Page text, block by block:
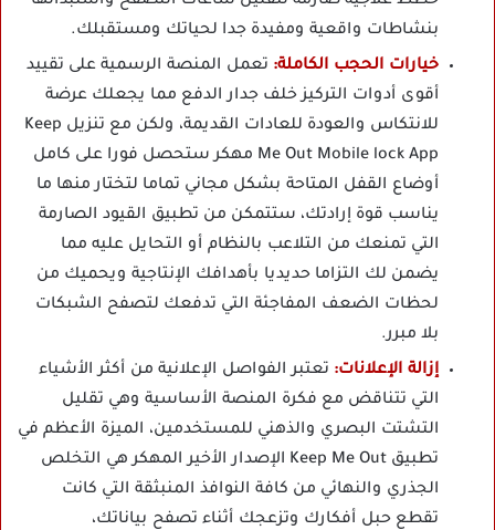
بنشاطات واقعية ومفيدة جدا لحياتك ومستقبلك.
خيارات الحجب الكاملة: تعمل المنصة الرسمية على تقييد
أقوى أدوات التركيز خلف جدار الدفع مما يجعلك عرضة
للانتكاس والعودة للعادات القديمة، ولكن مع تنزيل Keep
Me Out Mobile lock App مهكر ستحصل فورا على كامل
أوضاع القفل المتاحة بشكل مجاني تماما لتختار منها ما
يناسب قوة إرادتك، ستتمكن من تطبيق القيود الصارمة
التي تمنعك من التلاعب بالنظام أو التحايل عليه مما
يضمن لك التزاما حديديا بأهدافك الإنتاجية ويحميك من
لحظات الضعف المفاجئة التي تدفعك لتصفح الشبكات
بلا مبرر.
إزالة الإعلانات: تعتبر الفواصل الإعلانية من أكثر الأشياء
التي تتناقض مع فكرة المنصة الأساسية وهي تقليل
التشتت البصري والذهني للمستخدمين، الميزة الأعظم في
تطبيق Keep Me Out الإصدار الأخير المهكر هي التخلص
الجذري والنهائي من كافة النوافذ المنبثقة التي كانت
تقطع حبل أفكارك وتزعجك أثناء تصفح بياناتك،